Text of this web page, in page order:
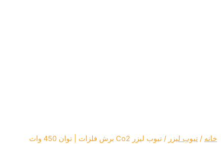
خانه / تیوب لیزر / تیوب لیزر Co2 برش فلزات | توان 450 وات